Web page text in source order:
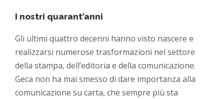
I nostri quarant’anni
Gli ultimi quattro decenni hanno visto nascere e
realizzarsi numerose trasformazioni nel settore
della stampa, dell’editoria e della comunicazione.
Geca non ha mai smesso di dare importanza alla
comunicazione su carta, che sempre più sta